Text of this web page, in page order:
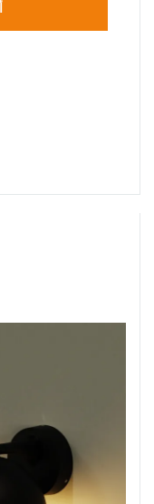
لومن في
العثور على
على نطاق